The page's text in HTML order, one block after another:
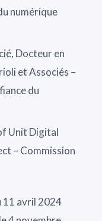
numérique
Docteur en
et Associés –
du
Unit Digital
– Commission
11 avril 2024